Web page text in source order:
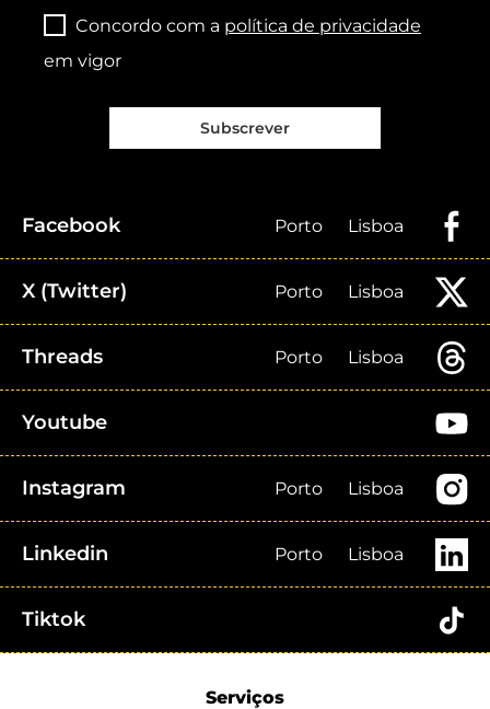
Concordo com a política de privacidade
em vigor
Subscrever
Facebook Porto Lisboa
X (Twitter) Porto Lisboa
Threads Porto Lisboa
Youtube
Instagram Porto Lisboa
Linkedin Porto Lisboa
Tiktok
Serviços